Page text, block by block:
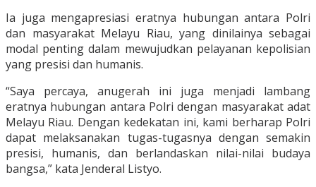
Ia juga mengapresiasi eratnya hubungan antara Polri
dan masyarakat Melayu Riau, yang dinilainya sebagai
modal penting dalam mewujudkan pelayanan kepolisian
yang presisi dan humanis.
“Saya percaya, anugerah ini juga menjadi lambang
eratnya hubungan antara Polri dengan masyarakat adat
Melayu Riau. Dengan kedekatan ini, kami berharap Polri
dapat melaksanakan tugas-tugasnya dengan semakin
presisi, humanis, dan berlandaskan nilai-nilai budaya
bangsa,” kata Jenderal Listyo.